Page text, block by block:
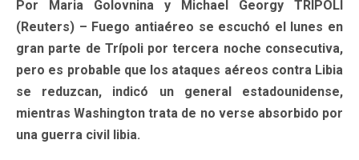
Por Maria Golovnina y Michael Georgy TRÍPOLI
(Reuters) – Fuego antiaéreo se escuchó el lunes en
gran parte de Trípoli por tercera noche consecutiva,
pero es probable que los ataques aéreos contra Libia
se reduzcan, indicó un general estadounidense,
mientras Washington trata de no verse absorbido por
una guerra civil libia.